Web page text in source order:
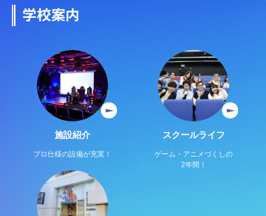
学校案内
施設紹介
プロ仕様の設備が充実！
スクールライフ
ゲーム・アニメづくしの
2年間！